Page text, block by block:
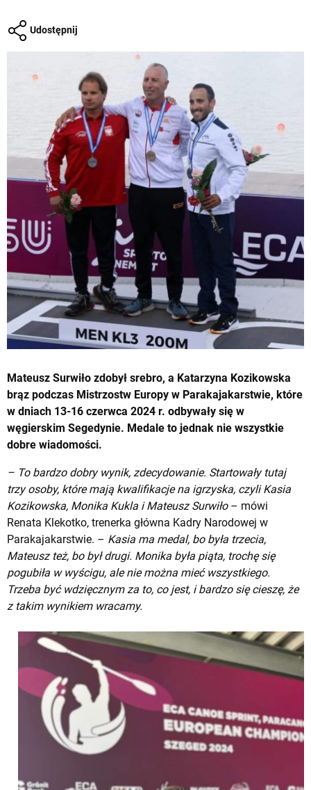
Udostępnij
Mateusz Surwiło zdobył srebro, a Katarzyna Kozikowska
brąz podczas Mistrzostw Europy w Parakajakarstwie, które
w dniach 13-16 czerwca 2024 r. odbywały się w
węgierskim Segedynie. Medale to jednak nie wszystkie
dobre wiadomości.
– To bardzo dobry wynik, zdecydowanie. Startowały tutaj
trzy osoby, które mają kwalifikacje na igrzyska, czyli Kasia
Kozikowska, Monika Kukla i Mateusz Surwiło– mówi
Renata Klekotko, trenerka główna Kadry Narodowej w
Parakajakarstwie. – Kasia ma medal, bo była trzecia,
Mateusz też, bo był drugi. Monika była piąta, trochę się
pogubiła w wyścigu, ale nie można mieć wszystkiego.
Trzeba być wdzięcznym za to, co jest, i bardzo się cieszę, że
z takim wynikiem wracamy.